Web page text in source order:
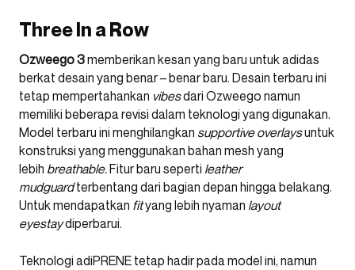
Three In a Row
Ozweego 3memberikan kesan yang baru untuk adidas
berkat desain yang benar – benar baru. Desain terbaru ini
tetap mempertahankan vibesdari Ozweego namun
memiliki beberapa revisi dalam teknologi yang digunakan.
Model terbaru ini menghilangkan supportive overlaysuntuk
konstruksi yang menggunakan bahan mesh yang
lebih breathable.Fitur baru seperti leather
mudguardterbentang dari bagian depan hingga belakang.
Untuk mendapatkan fityang lebih nyaman layout
eyestaydiperbarui.
Teknologi adiPRENE tetap hadir pada model ini, namun